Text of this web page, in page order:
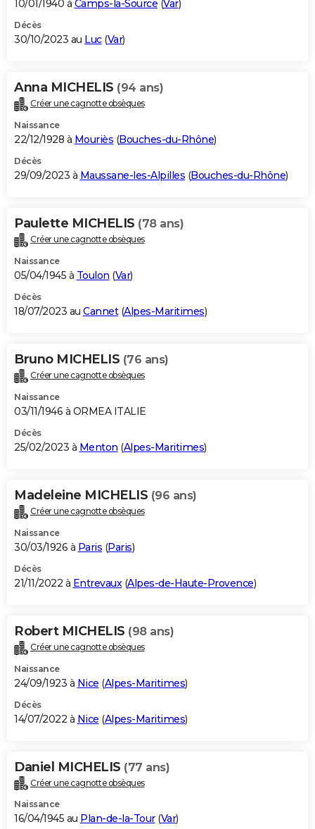
10/01/1940 à Camps-la-Source (Var)
Décès
30/10/2023 au Luc(Var)
Anna MICHELIS (94 ans)
Créer une cagnotte obsèques
Naissance
22/12/1928 à Mouriès (Bouches-du-Rhône)
Décès
29/09/2023 à Maussane-les-Alpilles (Bouches-du-Rhône)
Paulette MICHELIS (78 ans)
Créer une cagnotte obsèques
Naissance
05/04/1945 à Toulon (Var)
Décès
18/07/2023 au Cannet(Alpes-Maritimes)
Bruno MICHELIS (76 ans)
Créer une cagnotte obsèques
Naissance
03/11/1946 à ORMEA ITALIE
Décès
25/02/2023 à Menton (Alpes-Maritimes)
Madeleine MICHELIS (96 ans)
Créer une cagnotte obsèques
Naissance
30/03/1926 à Paris (Paris)
Décès
21/11/2022 à Entrevaux(Alpes-de-Haute-Provence)
Robert MICHELIS (98 ans)
Créer une cagnotte obsèques
Naissance
24/09/1923 à Nice (Alpes-Maritimes)
Décès
14/07/2022 à Nice (Alpes-Maritimes)
Daniel MICHELIS (77 ans)
Créer une cagnotte obsèques
Naissance
16/04/1945 au Plan-de-la-Tour(Var)